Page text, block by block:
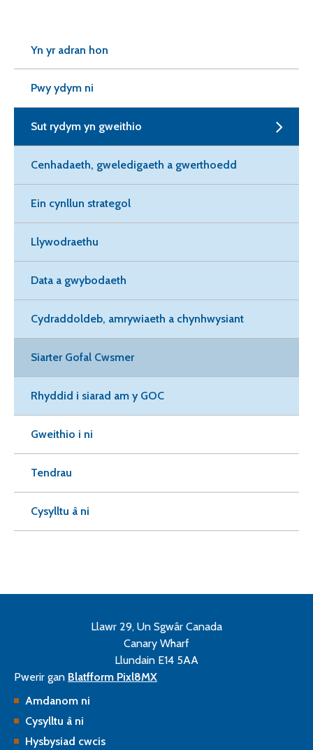
Yn yr adran hon
Pwy ydym ni
Sut rydym yn gweithio
Cenhadaeth, gweledigaeth a gwerthoedd
Ein cynllun strategol
Llywodraethu
Data a gwybodaeth
Cydraddoldeb, amrywiaeth a chynhwysiant
Siarter Gofal Cwsmer
Rhyddid i siarad am y GOC
Gweithio i ni
Tendrau
Cysylltu â ni
Llawr 29, Un Sgwâr Canada
Canary Wharf
Llundain E14 5AA
Pwerir gan Blatfform Pixl8MX
Amdanom ni
Cysylltu â ni
Hysbysiad cwcis